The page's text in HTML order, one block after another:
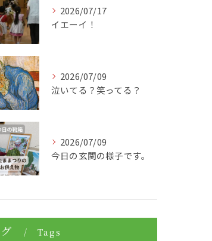
2026/07/17
イエーイ！
2026/07/09
泣いてる？笑ってる？
2026/07/09
今日の玄関の様子です。
Tags